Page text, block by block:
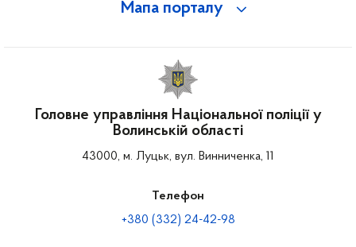
Мапа порталу
Головне управління Національної поліції у
Волинській області
43000, м. Луцьк, вул. Винниченка, 11
Телефон
+380 (332) 24-42-98